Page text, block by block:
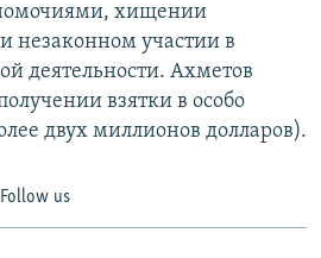
хищении
незаконном участии в
деятельности. Ахметов
взятки в особо
двух миллионов долларов).
Follow us